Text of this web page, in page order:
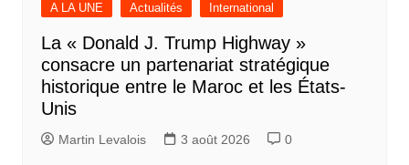
A LA UNE Actualités International
La « Donald J. Trump Highway »
consacre un partenariat stratégique
historique entre le Maroc et les États-
Unis
Martin Levalois 3 août 2026 0